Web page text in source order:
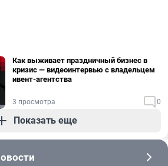
Как выживает праздничный бизнес в
кризис — видеоинтервью с владельцем
ивент-агентства
3 просмотра 0
Показать еще